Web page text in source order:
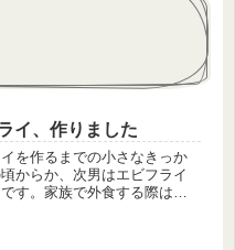
イ、作りました
を作るまでの小さなきっか
からか、次男はエビフライ
す。家族で外食する際は回